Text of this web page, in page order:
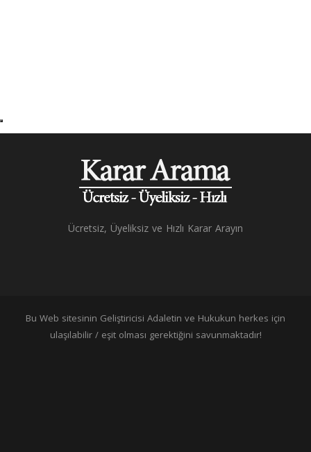
Ücretsiz, Üyeliksiz ve Hızlı Karar Arayın
Bu Web sitesinin Geliştiricisi Adaletin ve Hukukun herkes için
ulaşılabilir / eşit olması gerektiğini savunmaktadır!